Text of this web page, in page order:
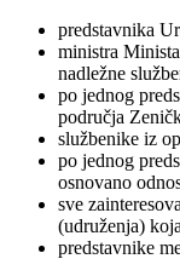
predstavnika
ministra
nadležne
po jednog
područja
službenike iz
po jednog
osnovano
sve
(udruženja)
predstavnike